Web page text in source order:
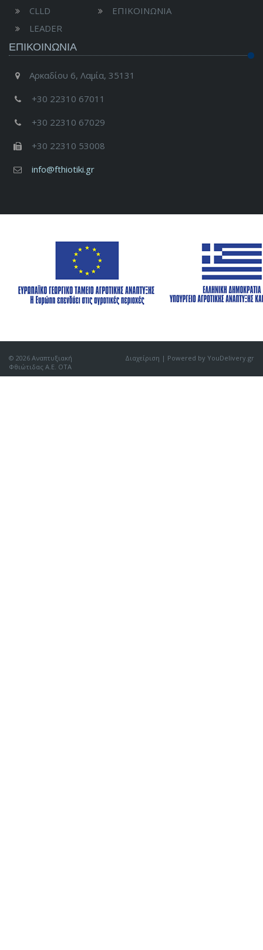
CLLD
LEADER
ΕΠΙΚΟΙΝΩΝΙΑ
ΕΠΙΚΟΙΝΩΝΊΑ
Αρκαδίου 6, Λαμία, 35131
+30 22310 67011
+30 22310 67029
+30 22310 53008
info@fthiotiki.gr
© 2026 Αναπτυξιακή
Φθιώτιδας Α.Ε. ΟΤΑ
Διαχείριση | Powered by YouDelivery.gr